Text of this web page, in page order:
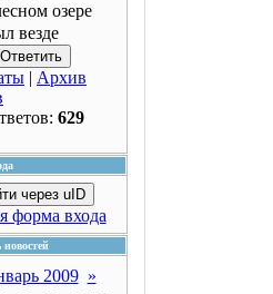
озере
везде
| Архив
629
через uID
форма входа
2009 »